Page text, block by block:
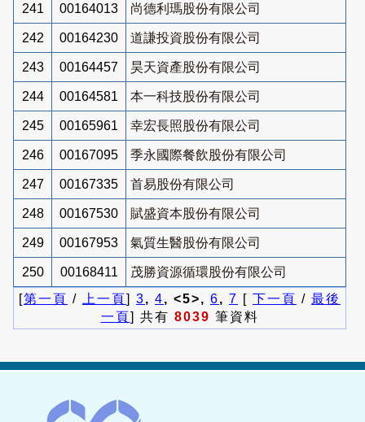
241 00164013 尚德利瑪股份有限公司
242 00164230 道謙投資股份有限公司
243 00164457 昊天資產股份有限公司
244 00164581 本一科技股份有限公司
245 00165961 幸宏長照股份有限公司
246 00167095 季永國際餐飲股份有限公司
247 00167335 首易股份有限公司
248 00167530 賦盛資本股份有限公司
249 00167953 氣質生醫股份有限公司
250 00168411
茂勝資源循環股份有限公司
[第一頁 / 上一頁] 3, 4, <5>, 6, 7 [ 下一頁 / 最後
一頁] 共有 8039 筆資料